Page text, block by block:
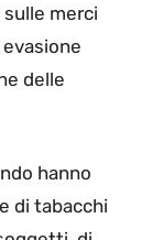
merci
delle
hanno
di tabacchi